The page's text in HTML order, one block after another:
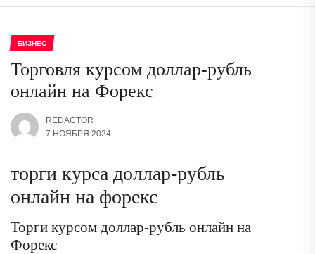
БИЗНЕС
Торговля курсом доллар-рубль
онлайн на Форекс
REDACTOR
7 НОЯБРЯ 2024
торги курса доллар-рубль
онлайн на форекс
Торги курсом доллар-рубль онлайн на
Форекс